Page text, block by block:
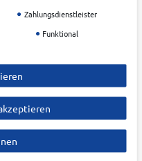
Datenschutz &
Vertrag widerrufen
Zahlungsdienstleister
Funktional